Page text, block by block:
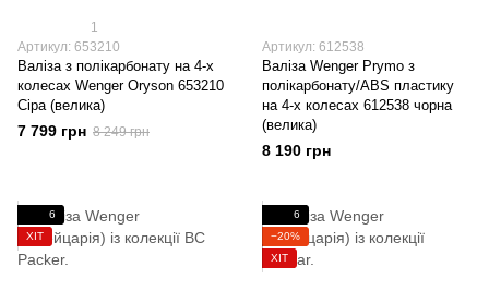
1
Артикул: 653210
Валіза з полікарбонату на 4-х
колесах Wenger Oryson 653210
Сіра (велика)
7 799 грн 8 249 грн
Артикул: 612538
Валіза Wenger Prymo з
полікарбонату/ABS пластику
на 4-х колесах 612538 чорна
(велика)
8 190 грн
6
ХІТ
6
−20%
ХІТ